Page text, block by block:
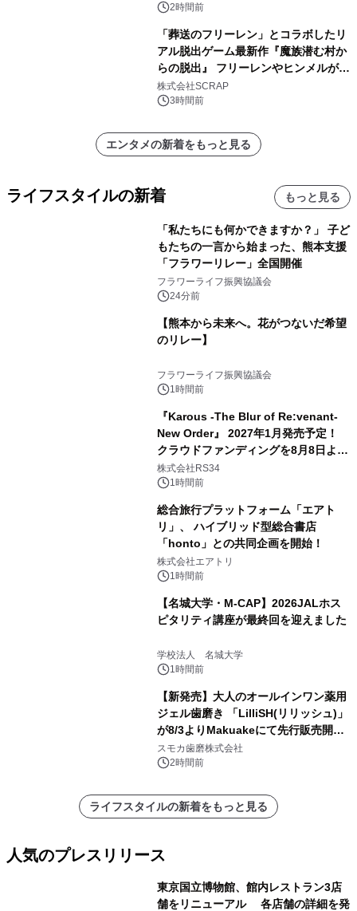
2時間前
「葬送のフリーレン」とコラボしたリ
アル脱出ゲーム最新作『魔族潜む村か
らの脱出』 フリーレンやヒンメルが武
器を手に魔族を見据える描き下ろしメ
インビジュアル公開
株式会社SCRAP
3時間前
エンタメの新着をもっと見る
ライフスタイルの新着 もっと見る
「私たちにも何かできますか？」 子ど
もたちの一言から始まった、熊本支援
「フラワーリレー」全国開催
フラワーライフ振興協議会
24分前
【熊本から未来へ。花がつないだ希望
のリレー】
フラワーライフ振興協議会
1時間前
『Karous -The Blur of Re:venant-
New Order』 2027年1月発売予定！
クラウドファンディングを8月8日より
開始
株式会社RS34
1時間前
総合旅行プラットフォーム「エアト
リ」、 ハイブリッド型総合書店
「honto」との共同企画を開始！
株式会社エアトリ
1時間前
【名城大学・M-CAP】2026JALホス
ピタリティ講座が最終回を迎えました
学校法人 名城大学
1時間前
【新発売】大人のオールインワン薬用
ジェル歯磨き 「LilliSH(リリッシュ)」
が8/3よりMakuakeにて先行販売開
始！
スモカ歯磨株式会社
2時間前
ライフスタイルの新着をもっと見る
人気のプレスリリース
東京国立博物館、館内レストラン3店
舗をリニューアル 各店舗の詳細を発